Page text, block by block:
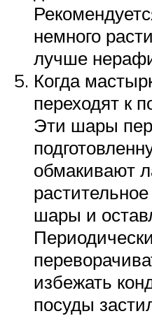
немного
лучше
Когда
переходят к
Эти шары
обмакивают
шары и
избежать
посуды